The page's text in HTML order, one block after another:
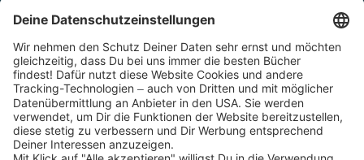
Partnerprogramm (Affiliate)
Folge uns auf